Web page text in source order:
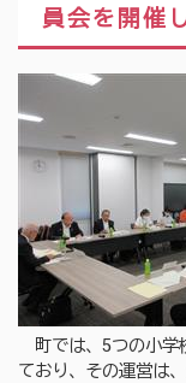
員会を開催
町では、5つの小学
ており、その運営は